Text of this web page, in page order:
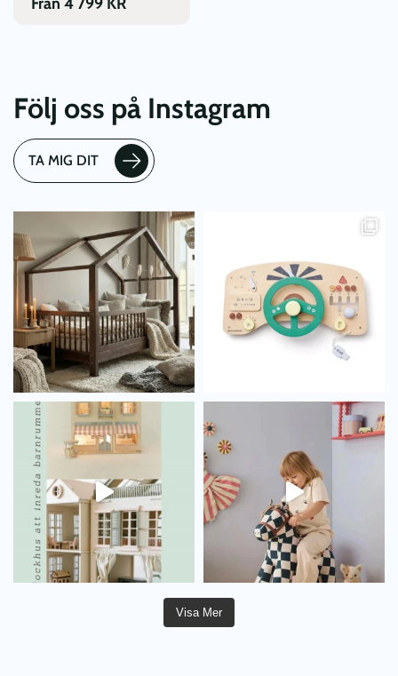
produktsidan
Följ oss på Instagram
TA MIG DIT
Visa Mer